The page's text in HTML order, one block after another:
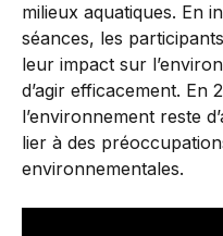
milieux aquatiques. En
séances, les
leur impact sur
d’agir efficacement. En
l’environnement reste
lier à des
environnementales.